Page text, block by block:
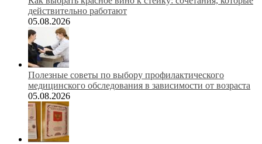
действительно работают
05.08.2026
Полезные советы по выбору профилактического
медицинского обследования в зависимости от возраста
05.08.2026